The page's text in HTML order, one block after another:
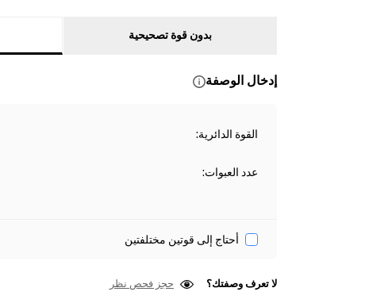
بدون قوة تصحيحية
إدخال الوصفة
القوة الدائرية:
عدد العبوات:
أحتاج إلى قوتين مختلفتين
لا تعرف وصفتك؟ حجز فحص نظر